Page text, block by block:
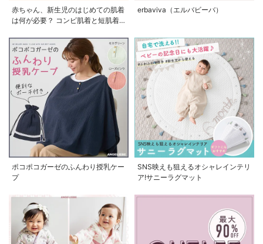
赤ちゃん、新生児のはじめての肌着
は何が必要？ コンビ肌着と短肌着
erbaviva（エルバビーバ）
ポコポコガーゼのふんわり授乳ケー
プ
SNS映えも狙えるオシャレインテリ
ア!サニーラグマット